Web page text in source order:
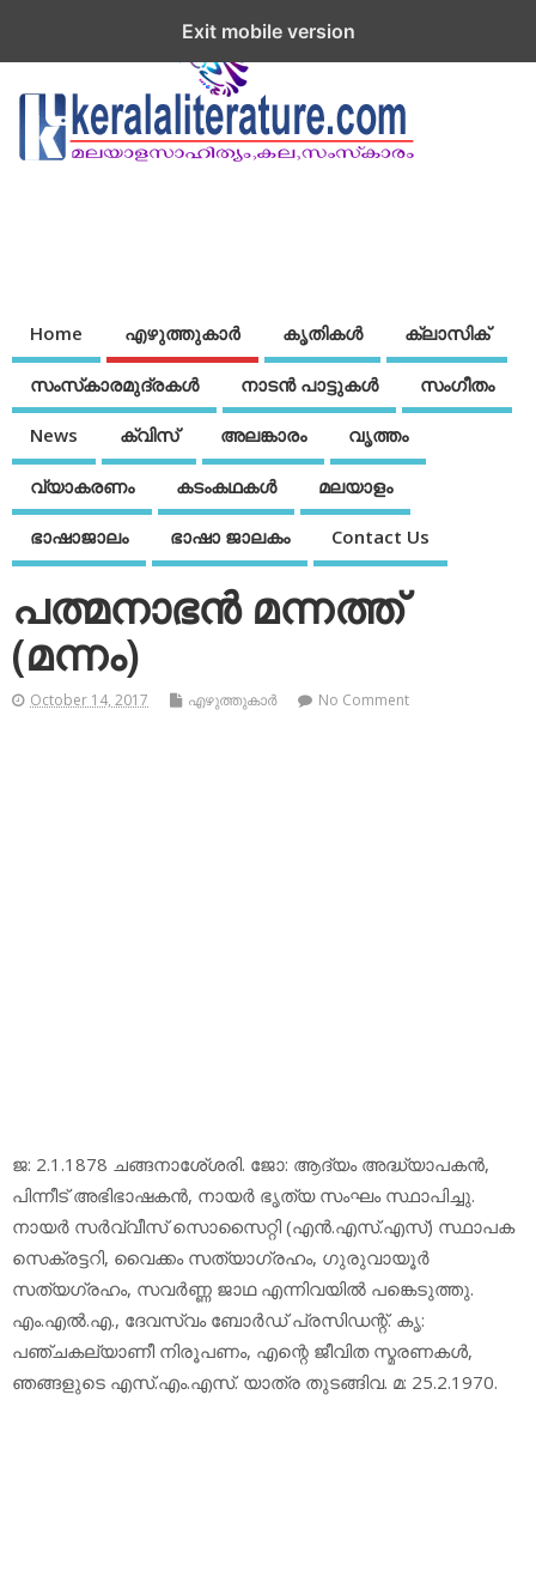
Home എഴുത്തുകാര്‍ കൃതികൾ ക്ലാസിക്
സംസ്‌കാരമുദ്രകള്‍ നാടന്‍ പാട്ടുകള്‍ സംഗീതം
News ക്വിസ് അലങ്കാരം വൃത്തം
വ്യാകരണം കടംകഥകള്‍ മലയാളം
ഭാഷാജാലം ഭാഷാ ജാലകം Contact Us
പത്മനാഭന്‍ മന്നത്ത്
(മന്നം)
October 14, 2017 എഴുത്തുകാര്‍ No Comment
ജ: 2.1.1878 ചങ്ങനാശേ്ശരി. ജോ: ആദ്യം അദ്ധ്യാപകന്‍,
പിന്നീട് അഭിഭാഷകന്‍, നായര്‍ ഭൃത്യ സംഘം സ്ഥാപിച്ചു.
നായര്‍ സര്‍വ്വീസ് സൊസൈറ്റി (എന്‍.എസ്.എസ്) സ്ഥാപക
സെക്രട്ടറി, വൈക്കം സത്യാഗ്രഹം, ഗുരുവായൂര്‍
സത്യഗ്രഹം, സവര്‍ണ്ണ ജാഥ എന്നിവയില്‍ പങ്കെടുത്തു.
എം.എല്‍.എ., ദേവസ്വം ബോര്‍ഡ് പ്രസിഡന്റ്. കൃ:
പഞ്ചകല്യാണീ നിരൂപണം, എന്റെ ജീവിത സ്മരണകള്‍,
ഞങ്ങളുടെ എസ്.എം.എസ്. യാത്ര തുടങ്ങിവ. മ: 25.2.1970.
Exit mobile version